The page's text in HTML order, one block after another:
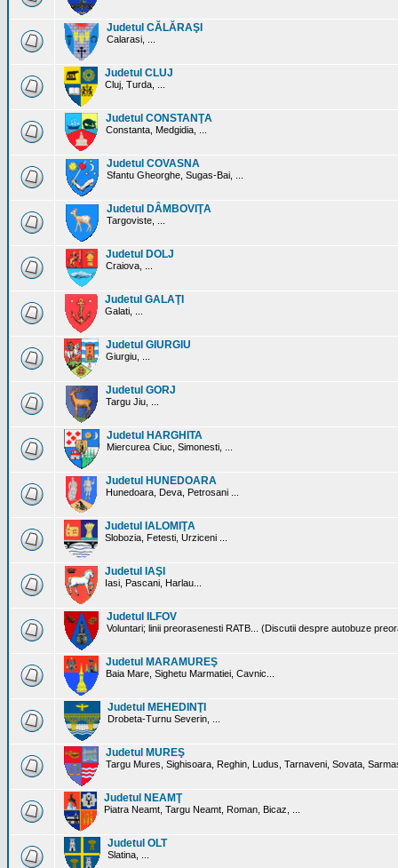
Judetul CĂLĂRAŞI
Calarasi, ...
Judetul CLUJ
Cluj, Turda, ...
Judetul CONSTANŢA
Constanta, Medgidia, ...
Judetul COVASNA
Sfantu Gheorghe, Sugas-Bai, ...
Judetul DÂMBOVIŢA
Targoviste, ...
Judetul DOLJ
Craiova, ...
Judetul GALAŢI
Galati, ...
Judetul GIURGIU
Giurgiu, ...
Judetul GORJ
Targu Jiu, ...
Judetul HARGHITA
Miercurea Ciuc, Simonesti, ...
Judetul HUNEDOARA
Hunedoara, Deva, Petrosani ...
Judetul IALOMIŢA
Slobozia, Fetesti, Urziceni ...
Judetul IAŞI
Iasi, Pascani, Harlau...
Judetul ILFOV
Voluntari; linii preorasenesti RATB... (Discutii despre autobuze
Judetul MARAMUREŞ
Baia Mare, Sighetu Marmatiei, Cavnic...
Judetul MEHEDINŢI
Drobeta-Turnu Severin, ...
Judetul MUREŞ
Targu Mures, Sighisoara, Reghin, Ludus, Tarnaveni, Sovata,
Judetul NEAMŢ
Piatra Neamt, Targu Neamt, Roman, Bicaz, ...
Judetul OLT
Slatina, ...